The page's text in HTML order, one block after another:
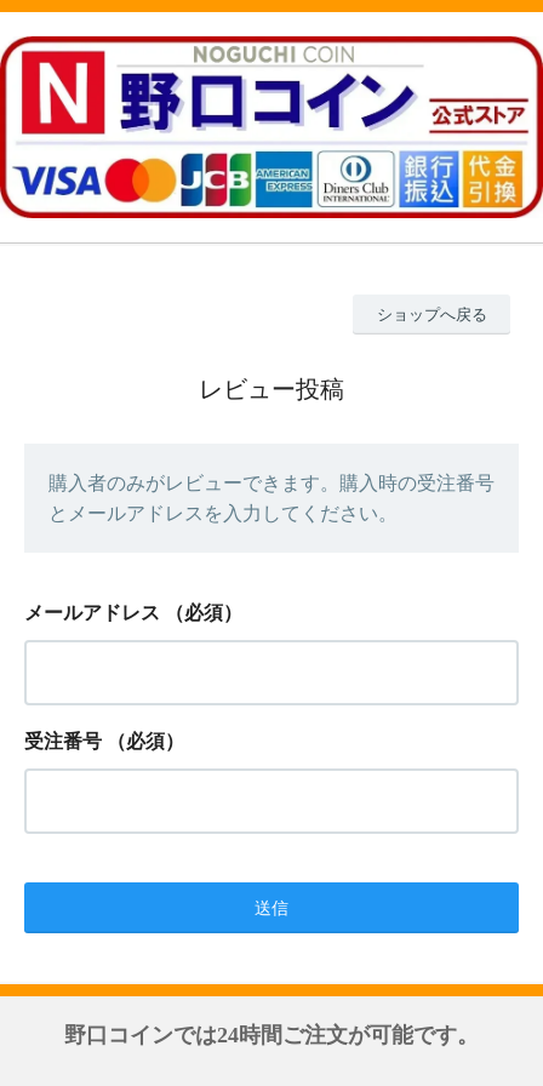
ショップへ戻る
レビュー投稿
購入者のみがレビューできます。購入時の受注番号
とメールアドレスを入力してください。
メールアドレス （必須）
受注番号 （必須）
野口コインでは24時間ご注文が可能です。